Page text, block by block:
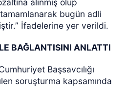
alınmış olup
bugün adli
İfadelerine yer verildi.
BAĞLANTISINI ANLATTI
Başsavcılığı
soruşturma kapsamında